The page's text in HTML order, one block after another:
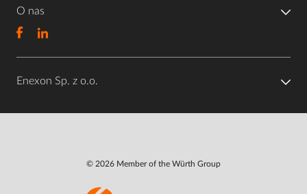
O nas
Enexon Sp. z o.o.
© 2026 Member of the Würth Group